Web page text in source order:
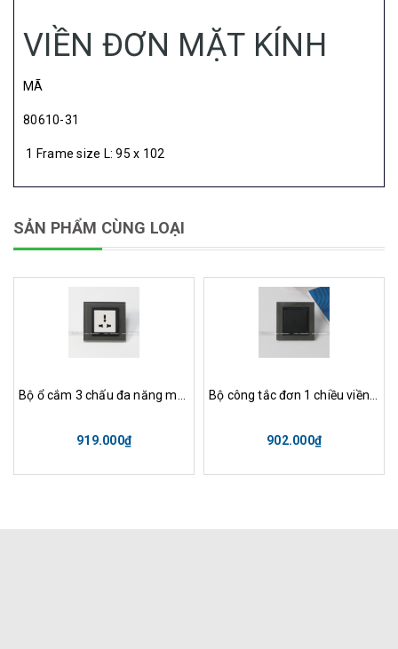
VIỀN ĐƠN MẶT KÍNH
MÃ
80610-31
1 Frame size L: 95 x 102
SẢN PHẨM CÙNG LOẠI
919.000₫ 902.000₫